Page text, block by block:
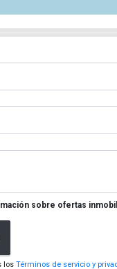
sobre ofertas
losTérminos de servicio y